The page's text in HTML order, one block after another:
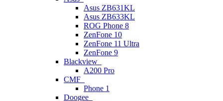
Asus ZB631KL
Asus ZB633KL
ROG Phone 8
ZenFone 10
ZenFone 11 Ultra
ZenFone 9
Blackview
A200 Pro
CMF
Phone 1
Doogee